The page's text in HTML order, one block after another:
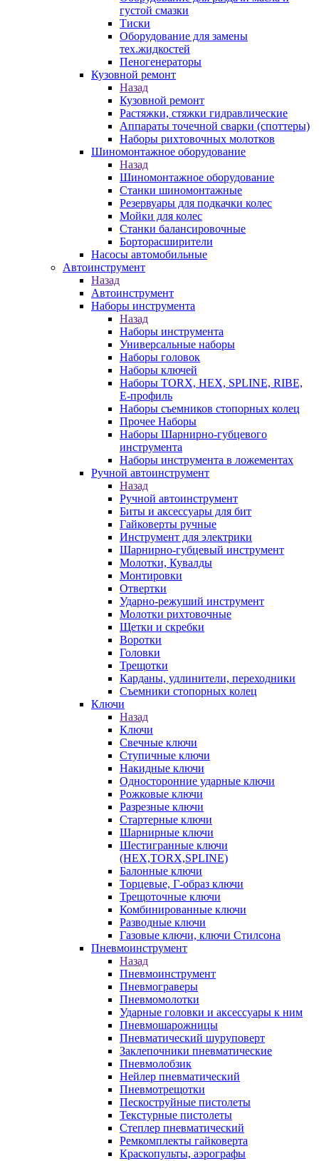
густой смазки
Тиски
Оборудование для замены
тех.жидкостей
Пеногенераторы
Кузовной ремонт
Назад
Кузовной ремонт
Растяжки, стяжки гидравлические
Аппараты точечной сварки (споттеры)
Наборы рихтовочных молотков
Шиномонтажное оборудование
Назад
Шиномонтажное оборудование
Станки шиномонтажные
Резервуары для подкачки колес
Мойки для колес
Станки балансировочные
Борторасширители
Насосы автомобильные
Автоинструмент
Назад
Автоинструмент
Наборы инструмента
Назад
Наборы инструмента
Универсальные наборы
Наборы головок
Наборы ключей
Наборы TORX, HEX, SPLINE, RIBE,
E-профиль
Наборы съемников стопорных колец
Прочее Наборы
Наборы Шарнирно-губцевого
инструмента
Наборы инструмента в ложементах
Ручной автоинструмент
Назад
Ручной автоинструмент
Биты и аксессуары для бит
Гайковерты ручные
Инструмент для электрики
Шарнирно-губцевый инструмент
Молотки, Кувалды
Монтировки
Отвертки
Ударно-режуший инструмент
Молотки рихтовочные
Щетки и скребки
Воротки
Головки
Трещотки
Карданы, удлинители, переходники
Съемники стопорных колец
Ключи
Назад
Ключи
Свечные ключи
Ступичные ключи
Накидные ключи
Односторонние ударные ключи
Рожковые ключи
Разрезные ключи
Стартерные ключи
Шарнирные ключи
Шестигранные ключи
(HEX,TORX,SPLINE)
Балонные ключи
Торцевые, Г-образ ключи
Трещоточные ключи
Комбинированные ключи
Разводные ключи
Газовые ключи, ключи Стилсона
Пневмоинструмент
Назад
Пневмоинструмент
Пневмограверы
Пневмомолотки
Ударные головки и аксессуары к ним
Пневмошарожницы
Пневматический шуруповерт
Заклепочники пневматические
Пневмолобзик
Нейлер пневматический
Пневмотрещотки
Пескоструйные пистолеты
Текстурные пистолеты
Степлер пневматический
Ремкомплекты гайковерта
Краскопульты, аэрографы